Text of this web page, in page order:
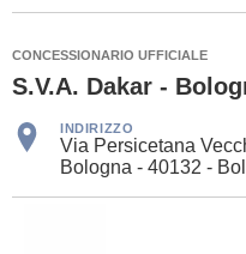
CONCESSIONARIO UFFICIALE
S.V.A. Dakar -
INDIRIZZO
Via Persicetana
Bologna - 40132 -